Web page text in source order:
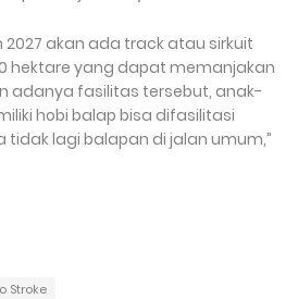
akan ada track atau sirkuit
hektare yang dapat memanjakan
adanya fasilitas tersebut, anak-
hobi balap bisa difasilitasi
tidak lagi balapan di jalan umum,”
Stroke